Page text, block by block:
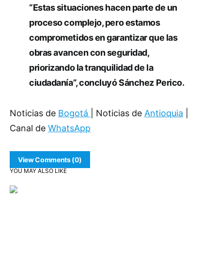
“Estas situaciones hacen parte de un
proceso complejo, pero estamos
comprometidos en garantizar que las
obras avancen con seguridad,
priorizando la tranquilidad de la
ciudadanía”, concluyó Sánchez Perico.
Noticias de Bogotá | Noticias de Antioquia
Canal de WhatsApp
View Comments (0)
YOU MAY ALSO LIKE